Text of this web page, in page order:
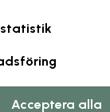
Acceptera alla